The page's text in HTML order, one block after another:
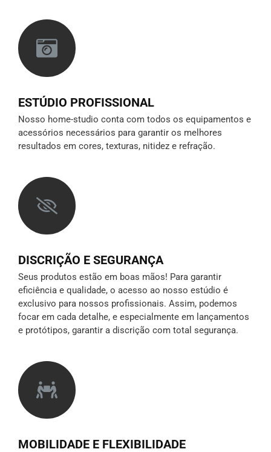
ESTÚDIO PROFISSIONAL
Nosso home-studio conta com todos os equipamentos e
acessórios necessários para garantir os melhores
resultados em cores, texturas, nitidez e refração.
DISCRIÇÃO E SEGURANÇA
Seus produtos estão em boas mãos! Para garantir
eficiência e qualidade, o acesso ao nosso estúdio é
exclusivo para nossos profissionais. Assim, podemos
focar em cada detalhe, e especialmente em lançamentos
e protótipos, garantir a discrição com total segurança.
MOBILIDADE E FLEXIBILIDADE